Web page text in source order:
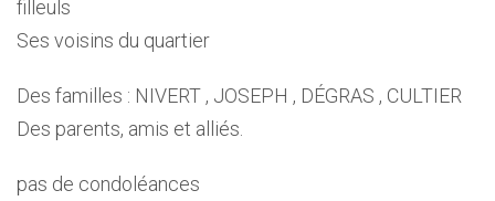
filleuls
Ses voisins du quartier
Des familles : NIVERT , JOSEPH , DÉGRAS , CULTIER
Des parents, amis et alliés.
pas de condoléances